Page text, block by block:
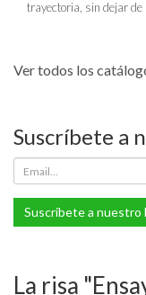
trayectoria, sin dejar
Ver todos los
Suscríbete a
Suscríbete a nuestro
La risa